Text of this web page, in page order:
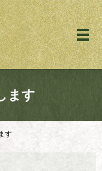
メ
ます
す